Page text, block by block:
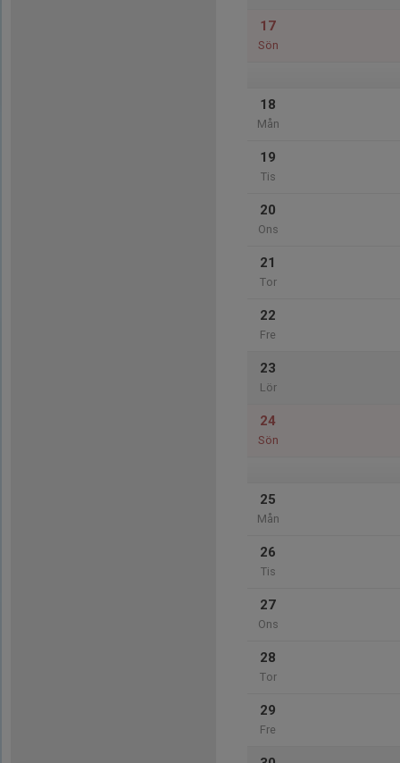
17
Sön
18
Mån
19
Tis
20
Ons
21
Tor
22
Fre
23
Lör
24
Sön
25
Mån
26
Tis
27
Ons
28
Tor
29
Fre